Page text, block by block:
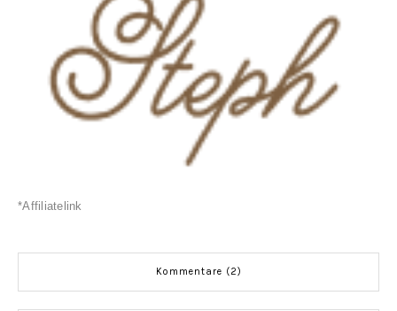
*Affiliatelink
Kommentare (2)